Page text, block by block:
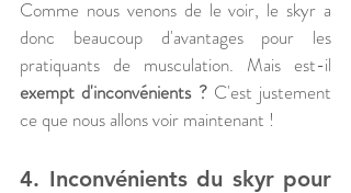
Comme nous venons de le voir, le skyr a
donc beaucoup d'avantages pour les
exempt d'inconvénients ? C'est justement
ce que nous allons voir maintenant !
4. Inconvénients du skyr pour